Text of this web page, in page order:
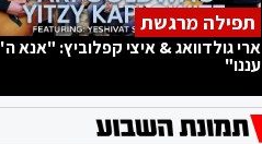
תפילה מרגשת
ארי גולדוואג & איצי קפלוביץ: "אנא ה'
עננו"